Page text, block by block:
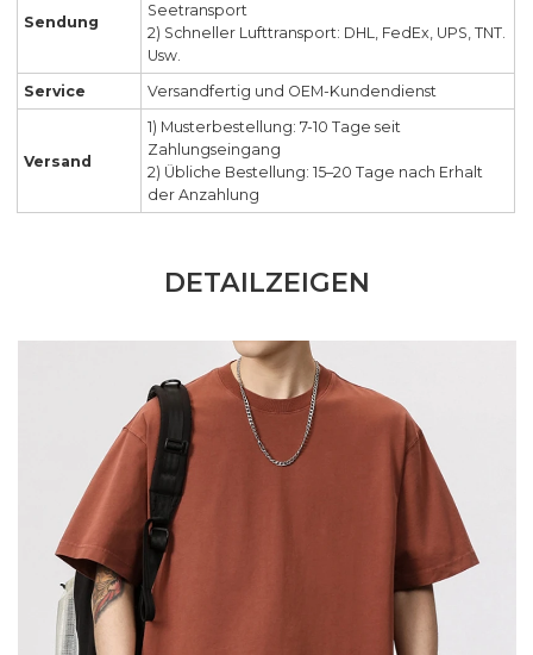
Sendung
Seetransport
2) Schneller Lufttransport: DHL, FedEx, UPS, TNT.
Usw.
Service
Versandfertig und OEM-Kundendienst
Versand
1) Musterbestellung: 7-10 Tage seit
Zahlungseingang
2) Übliche Bestellung: 15–20 Tage nach Erhalt
der Anzahlung
DETAILZEIGEN